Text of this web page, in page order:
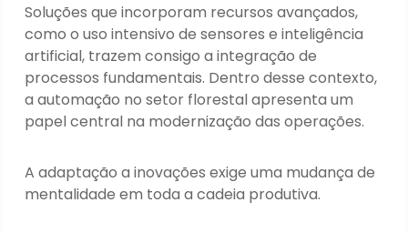
Soluções que incorporam recursos avançados,
como o uso intensivo de sensores e inteligência
artificial, trazem consigo a integração de
processos fundamentais. Dentro desse contexto,
a automação no setor florestal apresenta um
papel central na modernização das operações.
A adaptação a inovações exige uma mudança de
mentalidade em toda a cadeia produtiva.